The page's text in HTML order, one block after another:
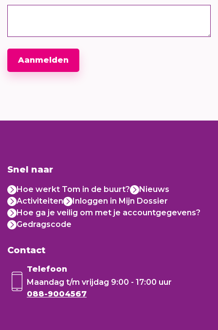
Aanmelden
Snel naar
Hoe werkt Tom in de buurt?
Nieuws
Activiteiten
Inloggen in Mijn Dossier
Hoe ga je veilig om met je accountgegevens?
Gedragscode
Contact
Telefoon
Maandag t/m vrijdag 9:00 - 17:00 uur
088-9004567